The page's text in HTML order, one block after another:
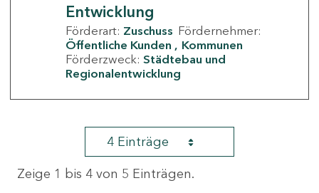
Entwicklung
Förderart: Zuschuss Fördernehmer:
Öffentliche Kunden
Kommunen
Förderzweck: Städtebau und
Regionalentwicklung
4 Einträge
Zeige 1 bis 4 von 5 Einträgen.